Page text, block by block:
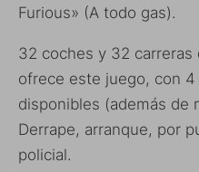
Furious» (A todo gas).
32 coches y 32
ofrece este juego, con
disponibles (además de
Derrape, arranque, por
policial.